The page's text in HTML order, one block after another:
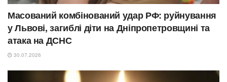
Масований комбінований удар РФ: руйнування
у Львові, загиблі діти на Дніпропетровщині та
атака на ДСНС
30.07.2026